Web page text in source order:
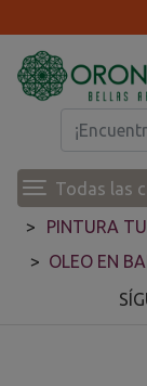
Todas las
PINTURA
OLEO EN